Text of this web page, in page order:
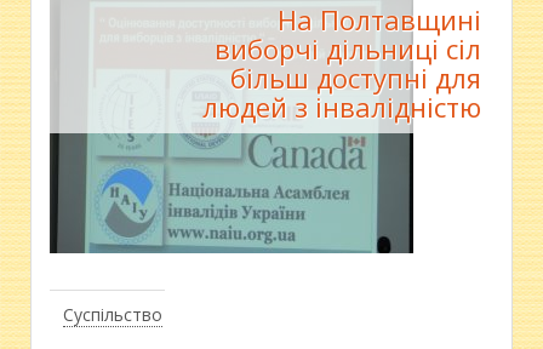
Суспільство
На Полтавщині
виборчі дільниці сіл
більш доступні для
людей з інвалідністю